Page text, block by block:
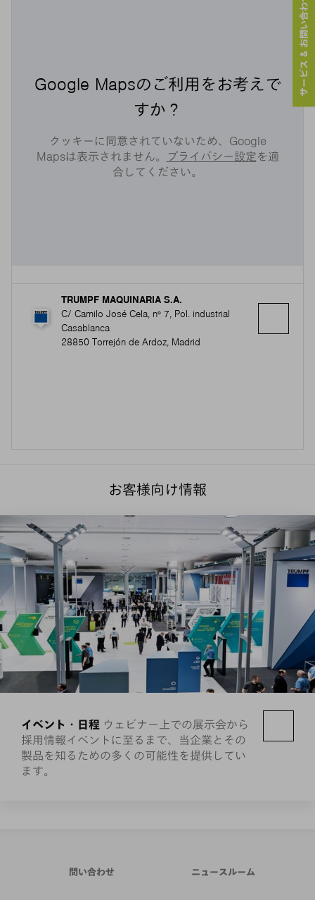
Google Mapsのご利用をお考えで
すか？
クッキーに同意されていないため、Google
Mapsは表示されません。
プライバシー設定を適
合してください。
TRUMPF MAQUINARIA S.A.
C/ Camilo José Cela, nº 7, Pol. industrial
Casablanca
28850 Torrejón de Ardoz, Madrid
お客様向け情報
イベント・日程 ウェビナー上での展示会から
採用情報イベントに至るまで、当企業とその
製品を知るための多くの可能性を提供してい
ます。
サービス & お問い合わせ
問い合わせ ニュースルーム